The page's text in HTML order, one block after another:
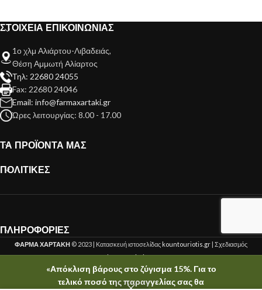
«Απόκλιση βάρους στο ζύγισμα 15%. Για το
τελικό ποσό της παραγγελίας σας θα
ΣΤΟΙΧΕΙΑ ΕΠΙΚΟΙΝΩΝΙΑΣ
1ο χλμ Αλιάρτου-Λιβαδειάς,
Θέση Αμμωτή Αλίαρτος
Τηλ: 22680 24055
Fax: 22680 24046
Email: info@farmaxartaki.gr
Ώρες λειτουργίας: 8.00 - 17.00
ΤΑ ΠΡΟΪΟΝΤΑ ΜΑΣ
ΠΟΛΙΤΙΚΕΣ
ΠΛΗΡΟΦΟΡΙΕΣ
ΦΑΡΜΑ ΧΑΡΤΑΚΗ © 2023 | Κατασκευή ιστοσελίδας kountouriotis.gr | Σχεδιασμός
kountouriotis.gr